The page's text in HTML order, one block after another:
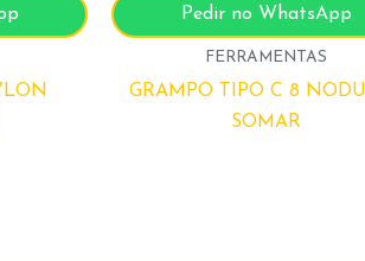
Pedir no WhatsApp
FERRAMENTAS
GRAMPO TIPO C 8
SOMAR